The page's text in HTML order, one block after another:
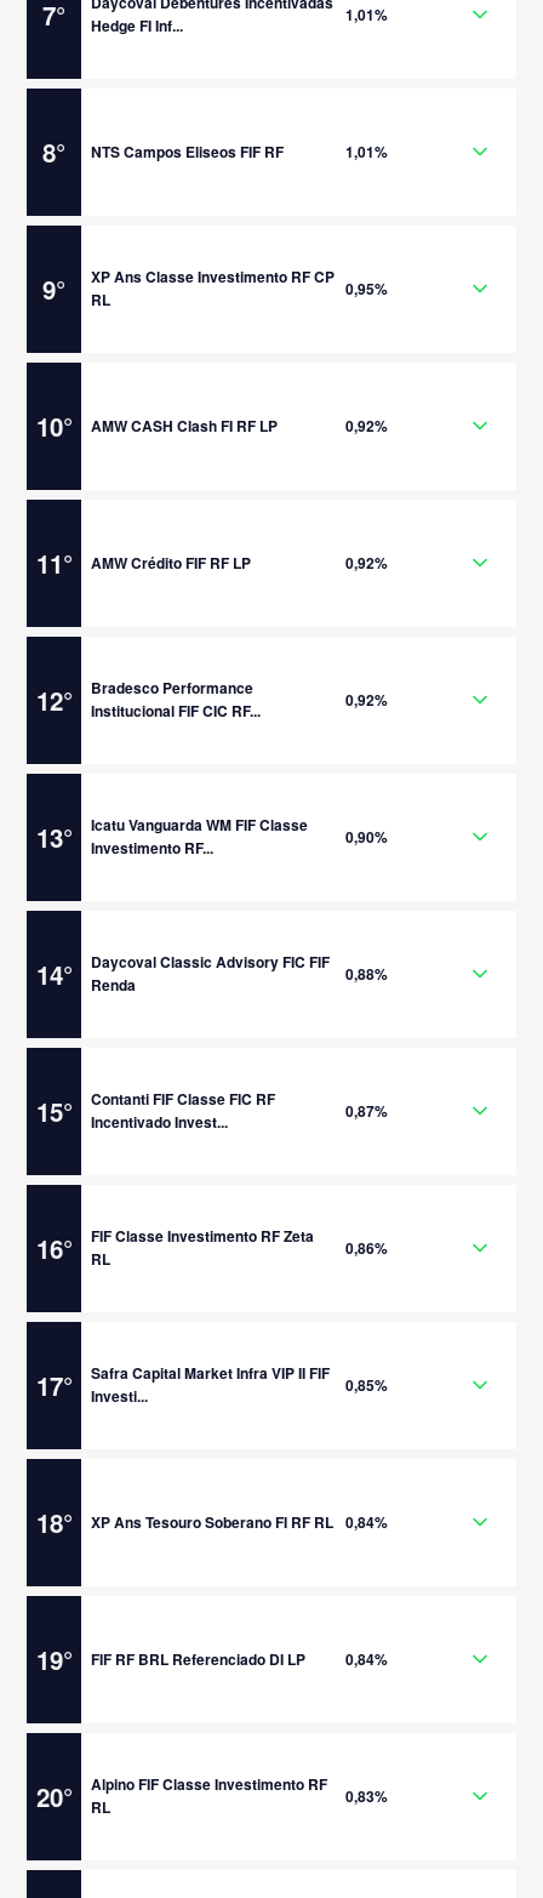
7°
Hedge FI Inf...
1,01%
8° NTS Campos Eliseos FIF RF 1,01%
9°
XP Ans Classe Investimento RF CP
RL
0,95%
10° AMW CASH Clash FI RF LP 0,92%
11° AMW Crédito FIF RF LP 0,92%
12°
Bradesco Performance
Institucional FIF CIC RF...
0,92%
13°
Icatu Vanguarda WM FIF Classe
Investimento RF...
0,90%
14°
Daycoval Classic Advisory FIC FIF
Renda
0,88%
15°
Contanti FIF Classe FIC RF
Incentivado Invest...
0,87%
16°
FIF Classe Investimento RF Zeta
RL
0,86%
17°
Safra Capital Market Infra VIP II FIF
Investi...
0,85%
18° XP Ans Tesouro Soberano FI RF RL 0,84%
19° FIF RF BRL Referenciado DI LP 0,84%
20°
Alpino FIF Classe Investimento RF
RL
0,83%